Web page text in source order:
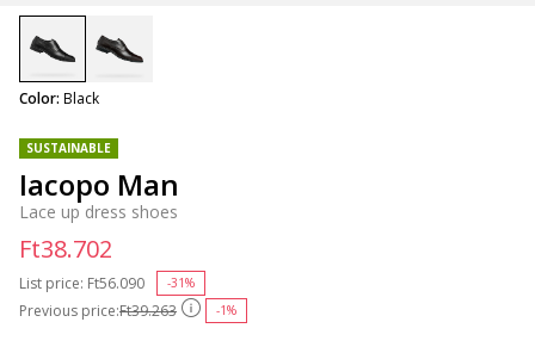
SUSTAINABLE
Iacopo Man
Lace up dress shoes
Previous price:Ft39.263 -1%
List price: Price reduced from
Ft56.090 -31%
Ft38.702
Color: Black
selected